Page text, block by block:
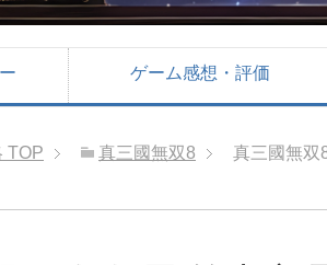
ゲーム感想・評価
TOP 真三國無双8 真三國無双